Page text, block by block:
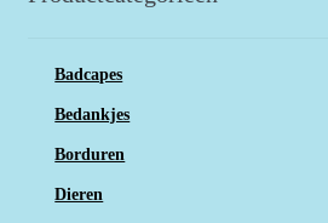
Badcapes
Bedankjes
Borduren
Dieren